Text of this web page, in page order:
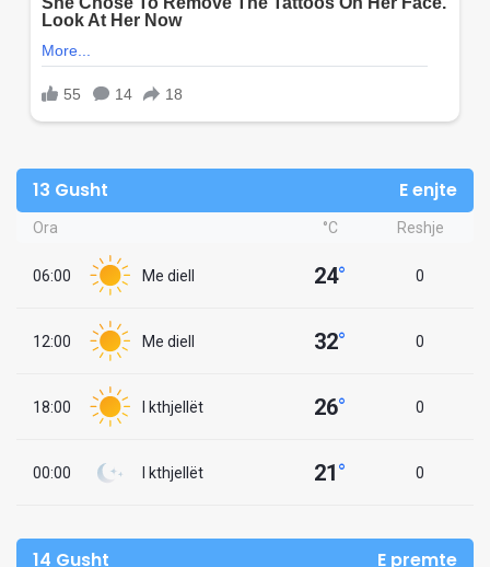
13 Gusht E enjte
Ora °C Reshje
06:00 Me diell 24° 0
12:00 Me diell 32° 0
18:00 I kthjellët 26° 0
00:00 I kthjellët 21° 0
14 Gusht E premte